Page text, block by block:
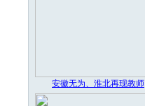
安徽无为、淮北再现教师